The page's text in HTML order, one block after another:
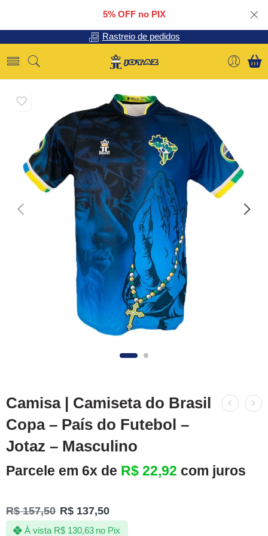
5% OFF no PIX
Rastreio de pedidos
Camisa | Camiseta do Brasil
Copa – País do Futebol –
Jotaz – Masculino
Parcele em 6x de R$ 22,92 com juros
R$157,50 R$ 137,50
À vista R$130,63 no Pix